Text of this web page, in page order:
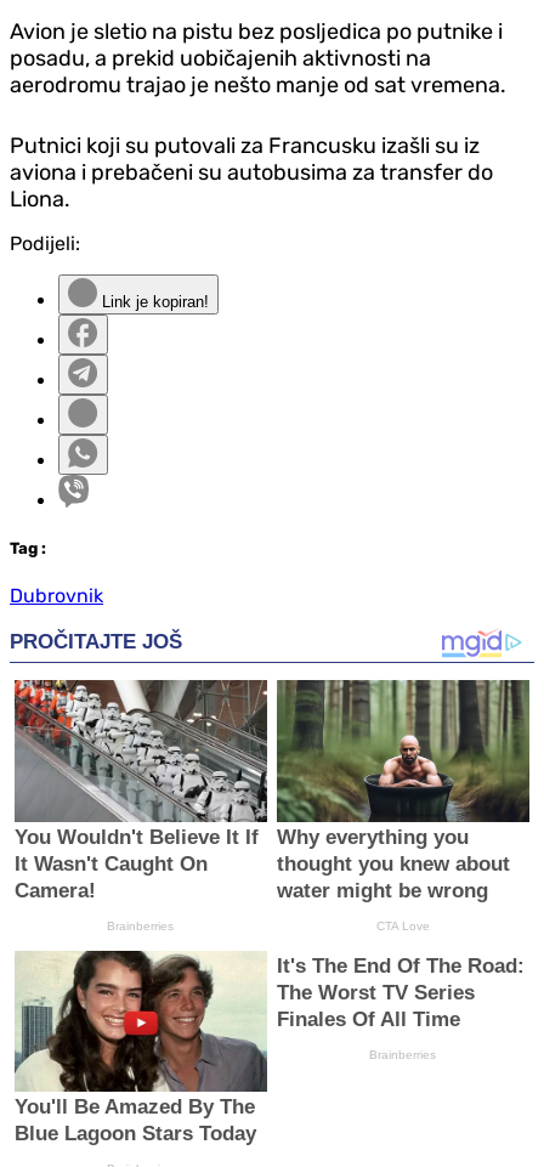
Avion je sletio na pistu bez posljedica po putnike i
posadu, a prekid uobičajenih aktivnosti na
aerodromu trajao je nešto manje od sat vremena.
Putnici koji su putovali za Francusku izašli su iz
aviona i prebačeni su autobusima za transfer do
Liona.
Podijeli:
Link je kopiran!
Tag :
Dubrovnik